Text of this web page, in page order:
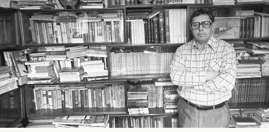
Дело в том, что важен не вектор, а масштаб. И,
видимо, давление во второй половине 60-х
годов…